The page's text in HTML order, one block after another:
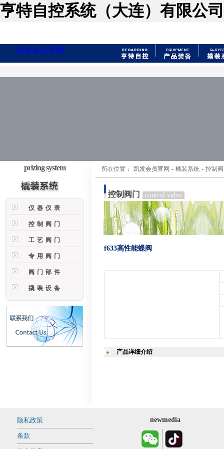
亨特自控系统（大连）有限公
凯发会员官网
prizing system
仪器仪表
控制阀门
工艺阀门
专用阀门
阀门部件
撬装设备
所在位置： 凯发会员官网 - 橇装系统 - 控制
控制阀门 control valve
f633高性能蝶阀
产品详细介绍
隐私政策
条款
newmedia